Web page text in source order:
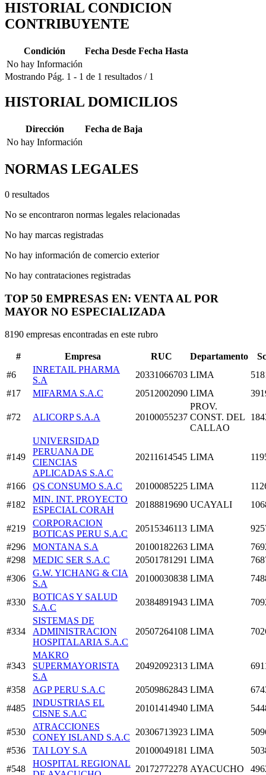
HISTORIAL CONDICION
CONTRIBUYENTE
Condición Fecha Desde Fecha Hasta
No hay Información
Mostrando Pág. 1 - 1 de 1 resultados / 1
HISTORIAL DOMICILIOS
Dirección
Fecha de Baja
No hay Información
NORMAS LEGALES
0 resultados
No se encontraron normas legales relacionadas
No hay marcas registradas
No hay información de comercio exterior
No hay contrataciones registradas
TOP 50 EMPRESAS EN: VENTA AL POR
MAYOR NO ESPECIALIZADA
8190 empresas encontradas en este rubro
# Empresa RUC Departamento
#6
INRETAIL PHARMA
S.A
20331066703 LIMA
#17
MIFARMA S.A.C 20512002090 LIMA
#72 ALICORP S.A.A 20100055237
PROV.
CONST. DEL
CALLAO
#149
UNIVERSIDAD
PERUANA DE
CIENCIAS
APLICADAS S.A.C
20211614545 LIMA
#166 QS CONSUMO S.A.C 20100085225 LIMA
#182
MIN. INT. PROYECTO
ESPECIAL CORAH
20188819690 UCAYALI
#219
CORPORACION
BOTICAS PERU S.A.C
20515346113 LIMA
#296
MONTANA S.A 20100182263 LIMA
#298
MEDIC SER S.A.C 20501781291 LIMA
#306
G.W. YICHANG & CIA
S.A
20100030838 LIMA
#330
BOTICAS Y SALUD
S.A.C
20384891943 LIMA
#334
SISTEMAS DE
ADMINISTRACION
HOSPITALARIA S.A.C
20507264108 LIMA
#343
MAKRO
SUPERMAYORISTA
S.A
20492092313 LIMA
#358 AGP PERU S.A.C 20509862843 LIMA
#485
INDUSTRIAS EL
CISNE S.A.C
20101414940 LIMA
#530
ATRACCIONES
CONEY ISLAND S.A.C
20306713923 LIMA
#536
TAI LOY S.A 20100049181 LIMA
#548
HOSPITAL REGIONAL
20172772278 AYACUCHO